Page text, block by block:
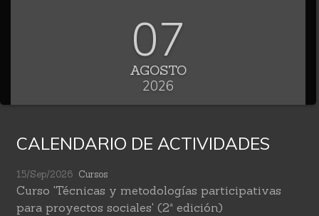
07
AGOSTO
2026
CALENDARIO DE ACTIVIDADES
15/Sep/2026 Cursos
Curso 'Técnicas y metodologías participativas
para proyectos sociales' (2ª edición)